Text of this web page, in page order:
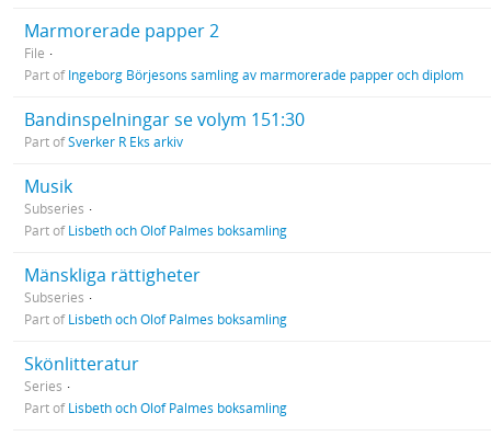
Marmorerade papper 2
File
Part ofIngeborg Börjesons samling av marmorerade papper och diplom
Bandinspelningar se volym 151:30
Part ofSverker R Eks arkiv
Musik
Subseries
Part ofLisbeth och Olof Palmes boksamling
Mänskliga rättigheter
Subseries
Part ofLisbeth och Olof Palmes boksamling
Skönlitteratur
Series
Part ofLisbeth och Olof Palmes boksamling